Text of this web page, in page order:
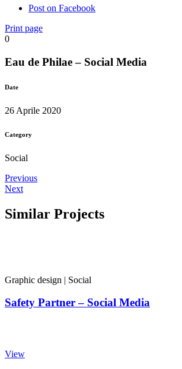
Post on Facebook
Print page
0
Eau de Philae – Social Media
Date
26 Aprile 2020
Category
Social
Previous
Next
Similar Projects
Graphic design | Social
Safety Partner – Social Media
View